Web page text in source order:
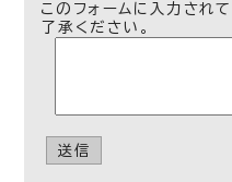
このフォームに入力され
了承ください。
送信